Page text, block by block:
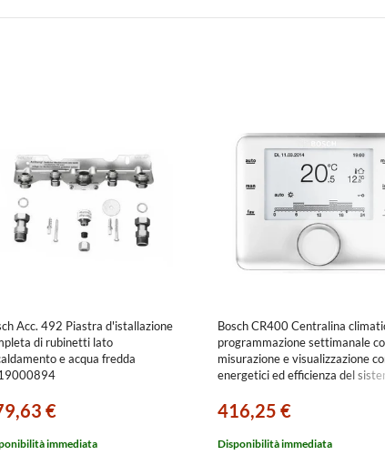
Acc. 492 Piastra d'istallazione
di rubinetti lato
e acqua fredda
€
immediata
Bosch CR400 Centralina
programmazione settimanale
misurazione e visualizzazione
energetici ed efficienza del
416,25 €
Disponibilità immediata